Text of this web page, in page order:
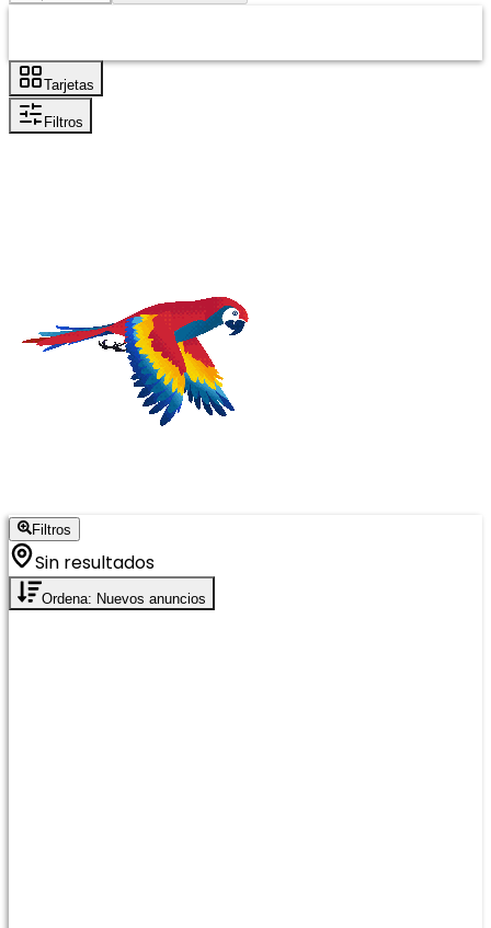
Tarjetas
Filtros
Filtros
Sin resultados
Ordena: Nuevos anuncios